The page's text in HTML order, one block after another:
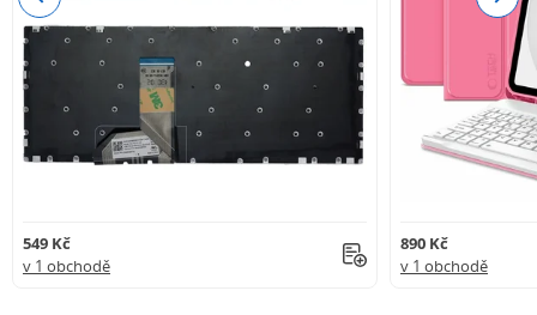
549 Kč
v 1 obchodě
890 Kč
v 1 obchodě